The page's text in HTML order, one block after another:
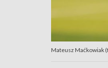
Mateusz Maćkowiak